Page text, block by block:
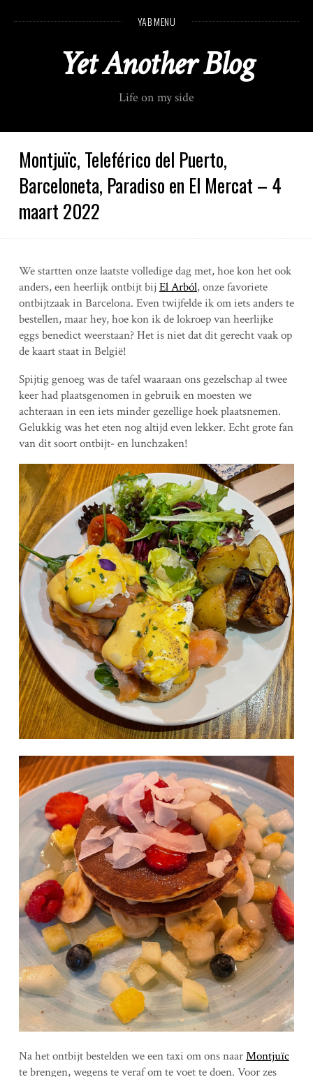
n
YAB MENU
Yet Another Blog
Life on my side
Montjuïc, Teleférico del Puerto,
Barceloneta, Paradiso en El Mercat – 4
maart 2022
We startten onze laatste volledige dag met, hoe kon het ook
anders, een heerlijk ontbijt bijEl Arból, onze favoriete
ontbijtzaak in Barcelona. Even twijfelde ik om iets anders te
bestellen, maar hey, hoe kon ik de lokroep van heerlijke
eggs benedict weerstaan? Het is niet dat dit gerecht vaak op
de kaart staat in België!
Spijtig genoeg was de tafel waaraan ons gezelschap al twee
keer had plaatsgenomen in gebruik en moesten we
achteraan in een iets minder gezellige hoek plaatsnemen.
Gelukkig was het eten nog altijd even lekker. Echt grote fan
van dit soort ontbijt- en lunchzaken!
Na het ontbijt bestelden we een taxi om ons naarMontjuïc
te brengen, wegens te veraf om te voet te doen. Voor zes